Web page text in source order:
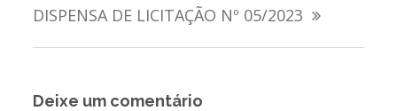
DISPENSA DE LICITAÇÃO Nº 05/2023
Deixe um comentário